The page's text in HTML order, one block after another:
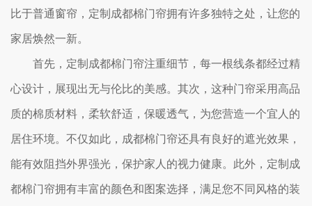
比于普通窗帘，定制成都棉门帘拥有许多独特之处，让您的
家居焕然一新。
首先，定制成都棉门帘注重细节，每一根线条都经过精
心设计，展现出无与伦比的美感。其次，这种门帘采用高品
质的棉质材料，柔软舒适，保暖透气，为您营造一个宜人的
居住环境。不仅如此，成都棉门帘还具有良好的遮光效果，
能有效阻挡外界强光，保护家人的视力健康。此外，定制成
都棉门帘拥有丰富的颜色和图案选择，满足您不同风格的装